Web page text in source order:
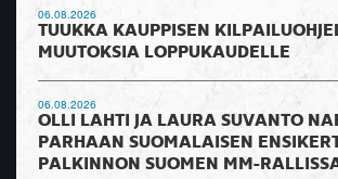
06.08.2026
TUUKKA KAUPPISEN
MUUTOKSIA LOPPUKAUDELLE
06.08.2026
OLLI LAHTI JA LAURA SUVANTO
PARHAAN SUOMALAISEN
PALKINNON SUOMEN MM-